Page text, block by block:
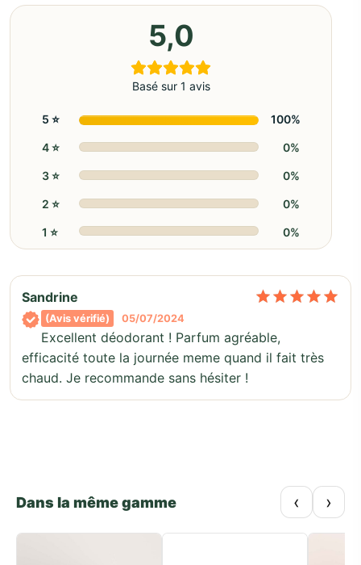
5,0
Basé sur 1 avis
5 ⭐️ 100%
4 ⭐️ 0%
3 ⭐️ 0%
2 ⭐️ 0%
1 ⭐️ 0%
Sandrine
(Avis vérifié) 05/07/2024
Excellent déodorant ! Parfum agréable,
efficacité toute la journée meme quand il fait très
chaud. Je recommande sans hésiter !
Dans la même gamme ‹ ›